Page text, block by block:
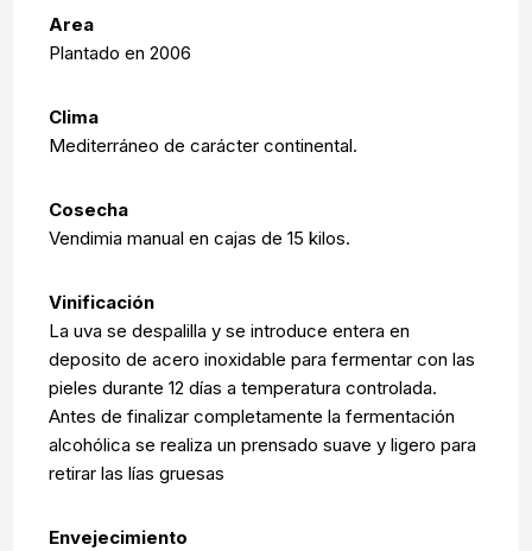
Area
Plantado en 2006
Clima
Mediterráneo de carácter continental.
Cosecha
Vendimia manual en cajas de 15 kilos.
Vinificación
La uva se despalilla y se introduce entera en
deposito de acero inoxidable para fermentar con las
pieles durante 12 días a temperatura controlada.
Antes de finalizar completamente la fermentación
alcohólica se realiza un prensado suave y ligero para
retirar las lías gruesas
Envejecimiento